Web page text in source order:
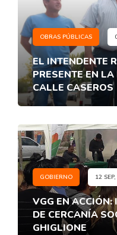
OBRAS PÚBLICAS
EL INTENDENTE
PRESENTE EN
CALLE CASEROS
GOBIERNO 12
VGG EN
DE CERCANÍA
GHIGLIONE